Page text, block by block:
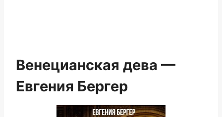
Венецианская дева —
Евгения Бергер